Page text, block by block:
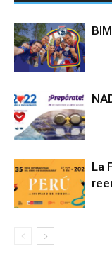
La